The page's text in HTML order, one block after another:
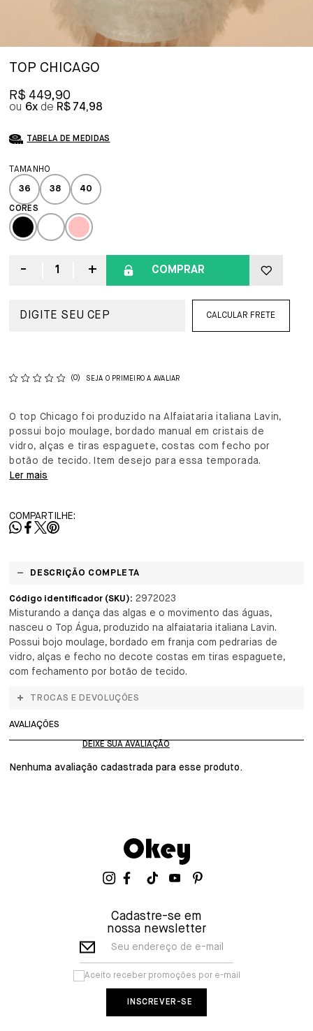
TOP CHICAGO
R$ 449,90
6x R$ 74,98
TABELA DE MEDIDAS
36 38 40
COMPRAR
CALCULAR FRETE
(0) SEJA O PRIMEIRO A AVALIAR
O top Chicago foi produzido na Alfaiataria italiana Lavin,
possui bojo moulage, bordado manual em cristais de
vidro, alças e tiras espaguete, costas com fecho por
botão de tecido. Item desejo para essa temporada.
Ler mais
COMPARTILHE:
DESCRIÇÃO COMPLETA
Código identificador (SKU): 2972023
Misturando a dança das algas e o movimento das águas,
nasceu o Top Água, produzido na alfaiataria italiana Lavin.
Possui bojo moulage, bordado em franja com pedrarias de
vidro, alças e fecho no decote costas em tiras espaguete,
com fechamento por botão de tecido.
TROCAS E DEVOLUÇÕES
AVALIAÇÕES
Nenhuma avaliação cadastrada para esse produto.
Cadastre-se em
nossa newsletter
Seu endereço de e-mail
Aceito receber promoções por e-mail